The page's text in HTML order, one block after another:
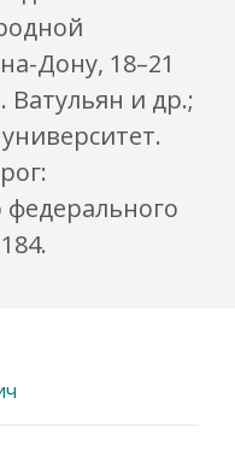
Дону, 18–21
Ватульян и др.;